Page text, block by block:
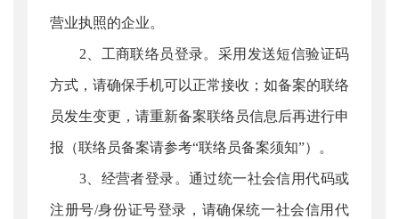
营业执照的企业。
2、工商联络员登录。采用发送短信验证码
方式，请确保手机可以正常接收；如备案的联络
员发生变更，请重新备案联络员信息后再进行申
报（联络员备案请参考“联络员备案须知”）。
3、经营者登录。通过统一社会信用代码或
注册号/身份证号登录，请确保统一社会信用代